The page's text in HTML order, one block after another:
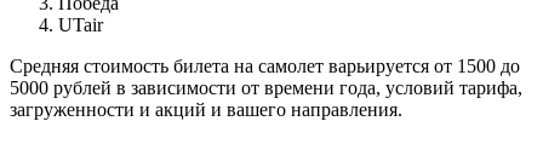
UTair
Средняя стоимость билета на самолет варьируется от 1500 до
5000 рублей в зависимости от времени года, условий тарифа,
загруженности и акций и вашего направления.